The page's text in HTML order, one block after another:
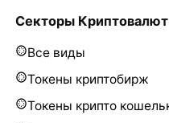
Секторы Криптовалют
Все виды
Токены криптобирж
Токены крипто